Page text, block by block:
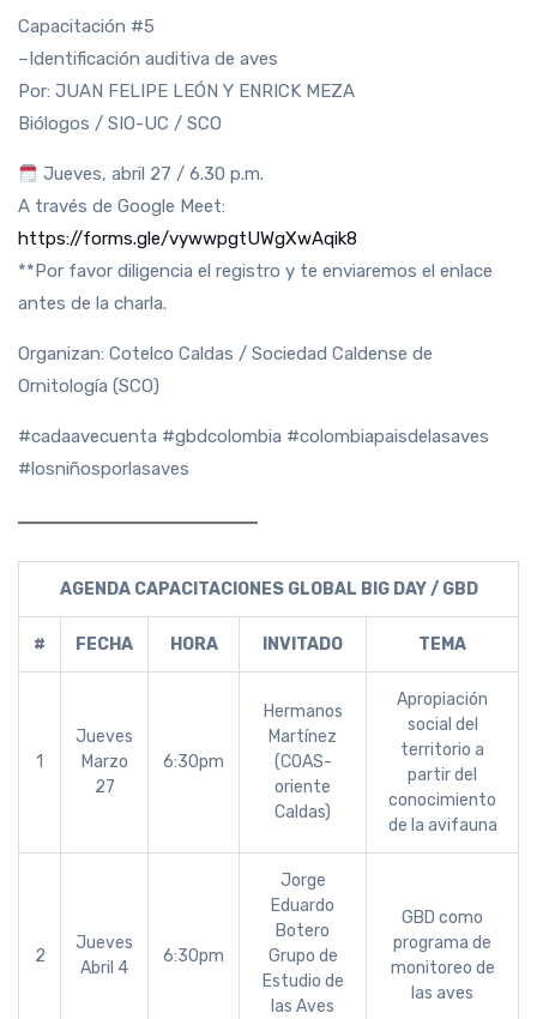
Capacitación #5
–Identificación auditiva de aves
Por: JUAN FELIPE LEÓN Y ENRICK MEZA
Biólogos / SIO-UC / SCO
Jueves, abril 27 / 6.30 p.m.
A través de Google Meet:
https://forms.gle/vywwpgtUWgXwAqik8
**Por favor diligencia el registro y te enviaremos el enlace
antes de la charla.
Organizan: Cotelco Caldas / Sociedad Caldense de
Ornitología (SCO)
#cadaavecuenta #gbdcolombia #colombiapaisdelasaves
#losniñosporlasaves
AGENDA CAPACITACIONES GLOBAL BIG DAY / GBD
# FECHA HORA INVITADO TEMA
1
Jueves
Marzo
27
6:30pm
Hermanos
Martínez
(COAS-
oriente
Caldas)
Apropiación
social del
territorio a
partir del
conocimiento
de la avifauna
2
Jueves
Abril 4
6:30pm
Jorge
Eduardo
Botero
Grupo de
Estudio de
las Aves
GBD como
programa de
monitoreo de
las aves